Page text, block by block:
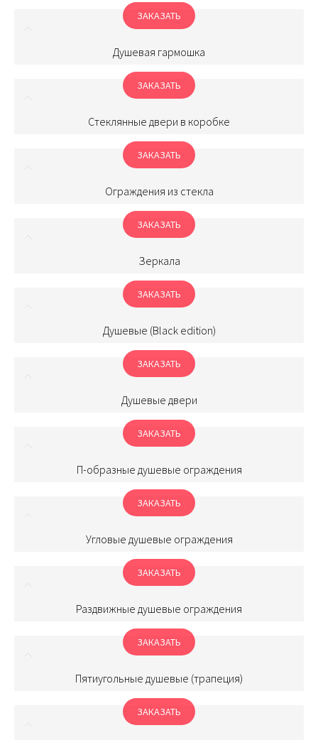
Душевая гармошка
ЗАКАЗАТЬ
Стеклянные двери в коробке
ЗАКАЗАТЬ
Ограждения из стекла
ЗАКАЗАТЬ
Зеркала
ЗАКАЗАТЬ
Душевые (Black edition)
ЗАКАЗАТЬ
Душевые двери
ЗАКАЗАТЬ
П-образные душевые ограждения
ЗАКАЗАТЬ
Угловые душевые ограждения
ЗАКАЗАТЬ
Раздвижные душевые ограждения
ЗАКАЗАТЬ
Пятиугольные душевые (трапеция)
ЗАКАЗАТЬ
ЗАКАЗАТЬ